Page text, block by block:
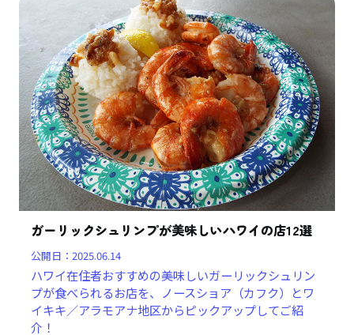
ガーリックシュリンプが美味しいハワイの店12選
公開日：2025.06.14
ハワイ在住者おすすめの美味しいガーリックシュリン
プが食べられるお店を、ノースショア（カフク）とワ
イキキ／アラモアナ地区からピックアップしてご紹
介！